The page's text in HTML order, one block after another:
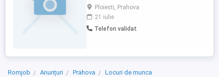
mea de 4 ani caută colegi de joacă. Cum
tot stau acasă cu el, m-am gândit: de ce
să nu mai adaug câțiva pitici în gașcă?
Dacă ai nevoie de cineva de încredere
Ploiesti, Prahova
21 iulie
Telefon validat
Romjob Anunțuri Prahova
Locuri de munca